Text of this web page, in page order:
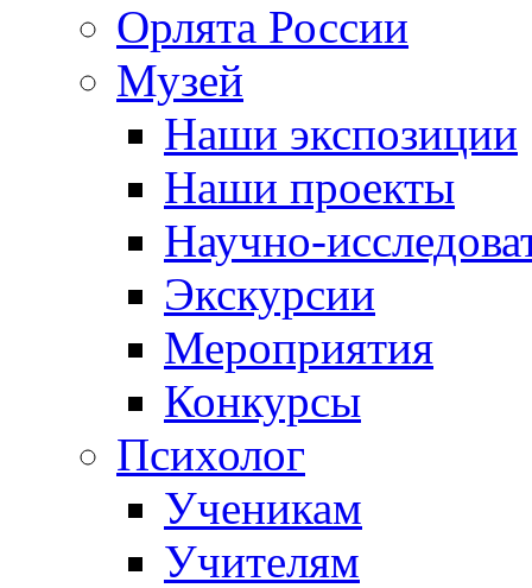
Орлята России
Музей
Наши экспозиции
Наши проекты
Научно-
Экскурсии
Мероприятия
Конкурсы
Психолог
Ученикам
Учителям